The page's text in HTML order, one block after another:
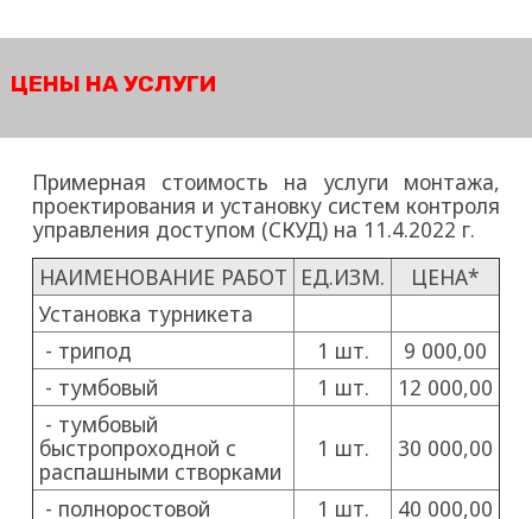
ЦЕНЫ НА УСЛУГИ
Примерная стоимость на услуги монтажа,
проектирования и установку систем контроля
управления доступом (СКУД) на 11.4.2022 г.
НАИМЕНОВАНИЕ РАБОТ ЕД.ИЗМ.
ЦЕНА*
Установка турникета
- трипод
1 шт.
9 000,00
- тумбовый
1 шт.
12 000,00
- тумбовый
быстропроходной с
распашными створками
1 шт. 30 000,00
- полноростовой 1 шт.
40 000,00